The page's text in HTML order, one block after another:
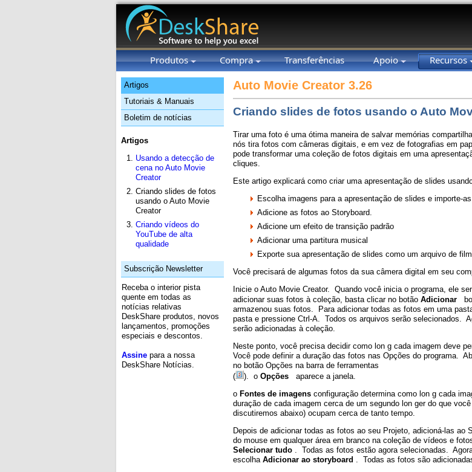
Produtos Compra Transferências Apoio Recursos
Artigos
Tutoriais & Manuais
Boletim de notícias
Artigos
Usando a detecção de
cena no Auto Movie
Creator
Criando slides de fotos
usando o Auto Movie
Creator
Criando vídeos do
YouTube de alta
qualidade
Subscrição Newsletter
Receba o interior pista
quente em todas as
notícias relativas
DeskShare produtos, novos
lançamentos, promoções
especiais e descontos.
Assine para a nossa
DeskShare Notícias.
Auto Movie Creator 3.26
Criando slides de fotos usando o Auto
Tirar uma foto é uma ótima maneira de salvar memórias
nós tira fotos com câmeras digitais, e em vez de fotografias em
pode transformar uma coleção de fotos digitais em uma
cliques.
Este artigo explicará como criar uma apresentação de slides
Escolha imagens para a apresentação de slides e importe-
Adicione as fotos ao Storyboard.
Adicione um efeito de transição padrão
Adicionar uma partitura musical
Exporte sua apresentação de slides como um arquivo de
Você precisará de algumas fotos da sua câmera digital em seu
Inicie o Auto Movie Creator. Quando você inicia o programa, ele
adicionar suas fotos à coleção, basta clicar no botão Adicionar
armazenou suas fotos. Para adicionar todas as fotos em uma
pasta e pressione Ctrl-A. Todos os arquivos serão selecionados.
serão adicionadas à coleção.
Neste ponto, você precisa decidir como lon g cada imagem deve
Você pode definir a duração das fotos nas Opções do programa.
no botão Opções na barra de ferramentas
(
). o Opções
aparece a janela.
o Fontes de imagens configuração determina como lon g cada
duração de cada imagem cerca de um segundo lon ger do que
discutiremos abaixo) ocupam cerca de tanto tempo.
Depois de adicionar todas as fotos ao seu Projeto, adicioná-las
do mouse em qualquer área em branco na coleção de vídeos e
Selecionar tudo . Todas as fotos estão agora selecionadas.
escolha Adicionar ao storyboard . Todas as fotos são